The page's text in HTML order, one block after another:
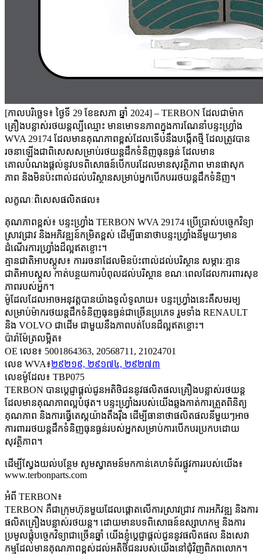
[កាលបរិច្ឆេទ៖ ថ្ងៃទី 29 ខែឧសភា ឆ្នាំ 2024] – TERBON ដែលជាម៉ាក
គ្រឿងបន្លាស់រថយន្តល្បីឈ្មោះ មានមោទនភាពក្នុងការណែនាំបន្ទះហ្វ្រាំង
WVA 29174 ដែលមានគុណភាពខ្ពស់ដែលទើបនឹងបង្កើតថ្មី ដែលត្រូវបាន
រចនាឡើងជាពិសេសសម្រាប់រថយន្តដឹកទំនិញធុនធ្ងន់ ដែលមាន
គោលបំណងផ្តល់នូវបទពិសោធន៍បើកបរដែលមានសុវត្ថិភាព មានផាសុក
ភាព និងមិនប៉ះពាល់ដល់បរិស្ថានសម្រាប់អ្នកបើកបររថយន្តដឹកទំនិញ។
លក្ខណៈពិសេសផលិតផល៖
គុណភាពខ្ពស់៖ បន្ទះហ្វ្រាំង TERBON WVA 29174 ប្រើប្រាស់បច្ចេកវិទ្យា
ស្រាវជ្រាវ និងអភិវឌ្ឍន៍កម្រិតខ្ពស់ ដើម្បីធានាថាបន្ទះហ្វ្រាំងនីមួយៗមាន
ដំណើរការហ្វ្រាំងដ៏ល្អឥតខ្ចោះ។
គ្មានជាតិអាបស្តូស៖ ការរចនាដែលមិនប៉ះពាល់ដល់បរិស្ថាន សម្ភារៈគ្មាន
ជាតិអាបស្តូស កាត់បន្ថយការបំពុលដល់បរិស្ថាន ខណៈពេលដែលការពារសុខ
ភាពរបស់អ្នក។
ម៉ូដែលដែលអាចអនុវត្តបានយ៉ាងទូលំទូលាយ៖ បន្ទះហ្វ្រាំងនេះគឺសមរម្យ
សម្រាប់ម៉ាករថយន្តដឹកទំនិញធុនធ្ងន់ជាច្រើនប្រភេទ រួមទាំង RENAULT
និង VOLVO ជាដើម ជាមួយនឹងភាពបត់បែនដ៏ល្អឥតខ្ចោះ។
ប៉ារ៉ាម៉ែត្រលម្អិត៖
OE លេខ៖ 5001864363, 20568711, 21024701
លេខ WVA៖២៩២១៩, ២៩១៧៤, ២៩២៧៣
លេខម៉ូដែល៖ TBP075
TERBON បានប្តេជ្ញាផ្តល់ជូនអតិថិជននូវផលិតផលគ្រឿងបន្លាស់រថយន្ត
ដែលមានគុណភាពល្អបំផុត។ បន្ទះហ្វ្រាំងរបស់យើងឆ្លងកាត់ការត្រួតពិនិត្យ
គុណភាព និងការធ្វើតេស្តយ៉ាងតឹងរ៉ឹង ដើម្បីធានាថាផលិតផលនីមួយៗអាច
ការពាររថយន្តដឹកទំនិញធុនធ្ងន់របស់អ្នកសម្រាប់ការបើកបរប្រកបដោយ
សុវត្ថិភាព។
ដើម្បីស្វែងយល់បន្ថែម សូមស្វាគមន៍មកកាន់គេហទំព័រផ្លូវការរបស់យើង៖
www.terbonparts.com
អំពី TERBON៖
TERBON គឺជាក្រុមហ៊ុនមួយដែលផ្តោតលើការស្រាវជ្រាវ ការអភិវឌ្ឍ និងការ
ផលិតគ្រឿងបន្លាស់រថយន្ត។ ដោយមានបទពិសោធន៍ឧស្សាហកម្ម និងការ
ប្រមូលផ្តុំបច្ចេកវិទ្យាជាច្រើនឆ្នាំ យើងខ្ញុំប្តេជ្ញាផ្តល់ជូននូវផលិតផល និងសេវា
កម្មដែលមានគុណភាពខ្ពស់ដល់អតិថិជនរបស់យើងនៅជុំវិញពិភពលោក។